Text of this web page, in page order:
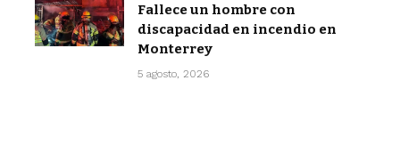
Fallece un hombre con
discapacidad en incendio en
Monterrey
5 agosto, 2026